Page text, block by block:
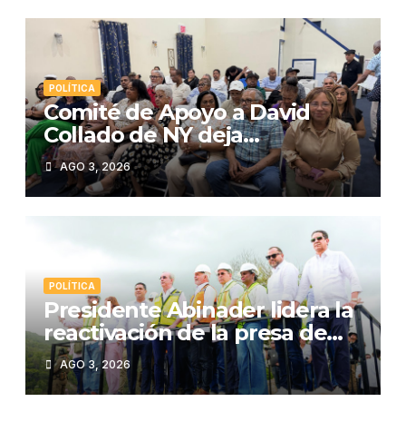
POLÍTICA
Comité de Apoyo a David
Collado de NY deja
constituida su estructura en
la Región del Bronx
AGO 3, 2026
POLÍTICA
Presidente Abinader lidera la
reactivación de la presa de
Guaigüí: Un proyecto
estratégico para el Cibao y el
país
AGO 3, 2026